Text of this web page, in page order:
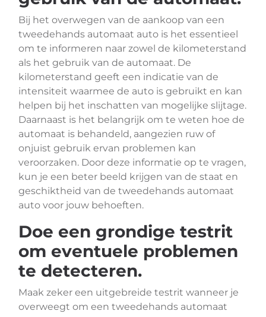
Bij het overwegen van de aankoop van een
tweedehands automaat auto is het essentieel
om te informeren naar zowel de kilometerstand
als het gebruik van de automaat. De
kilometerstand geeft een indicatie van de
intensiteit waarmee de auto is gebruikt en kan
helpen bij het inschatten van mogelijke slijtage.
Daarnaast is het belangrijk om te weten hoe de
automaat is behandeld, aangezien ruw of
onjuist gebruik ervan problemen kan
veroorzaken. Door deze informatie op te vragen,
kun je een beter beeld krijgen van de staat en
geschiktheid van de tweedehands automaat
auto voor jouw behoeften.
Doe een grondige testrit
om eventuele problemen
te detecteren.
Maak zeker een uitgebreide testrit wanneer je
overweegt om een tweedehands automaat